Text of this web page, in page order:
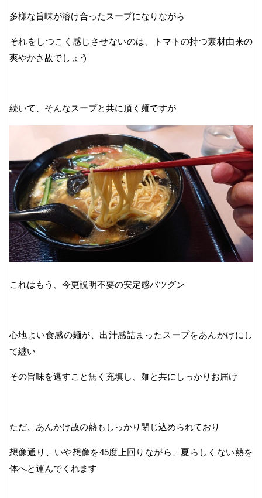
多様な旨味が溶け合ったスープになりながら
それをしつこく感じさせないのは、トマトの持つ素材由来の
爽やかさ故でしょう
続いて、そんなスープと共に頂く麺ですが
これはもう、今更説明不要の安定感バツグン
心地よい食感の麺が、出汁感詰まったスープをあんかけにし
て纏い
その旨味を逃すこと無く充填し、麺と共にしっかりお届け
ただ、あんかけ故の熱もしっかり閉じ込められており
想像通り、いや想像を45度上回りながら、夏らしくない熱を
体へと運んでくれます